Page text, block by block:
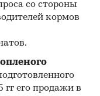
со стороны
кормов
гг его продажи в